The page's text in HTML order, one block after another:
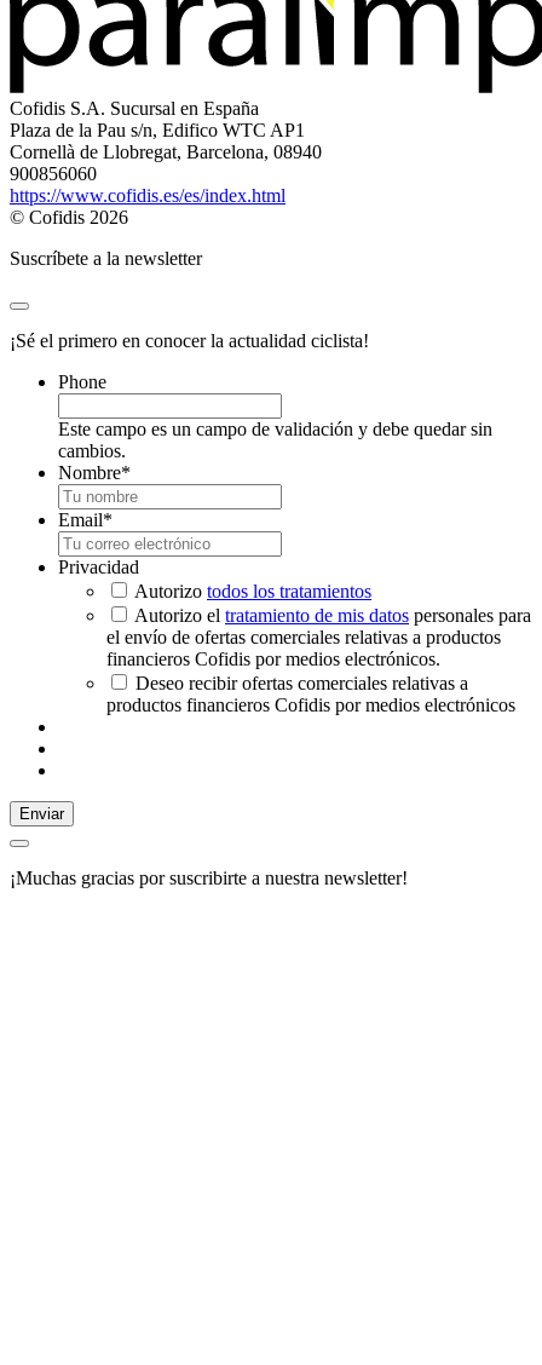
Cofidis S.A. Sucursal en España
Plaza de la Pau s/n, Edifico WTC AP1
Cornellà de Llobregat, Barcelona, 08940
900856060
https://www.cofidis.es/es/index.html
© Cofidis 2026
Suscríbete a la newsletter
¡Sé el primero en conocer la actualidad ciclista!
Phone
Este campo es un campo de validación y debe quedar sin
cambios.
Nombre*
Email*
Privacidad
Autorizo todos los tratamientos
Autorizo el tratamiento de mis datos personales para
el envío de ofertas comerciales relativas a productos
financieros Cofidis por medios electrónicos.
Deseo recibir ofertas comerciales relativas a
productos financieros Cofidis por medios electrónicos
Enviar
¡Muchas gracias por suscribirte a nuestra newsletter!